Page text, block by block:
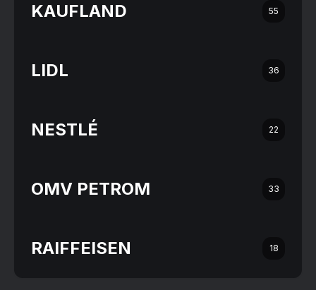
KAUFLAND 55
LIDL 36
NESTLÉ 22
OMV PETROM 33
RAIFFEISEN 18